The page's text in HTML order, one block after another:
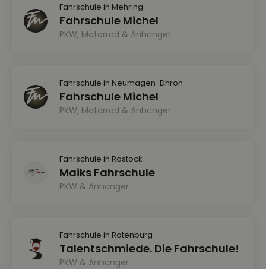
Fahrschule in Mehring
Fahrschule Michel
PKW, Motorrad & Anhänger
Fahrschule in Neumagen-Dhron
Fahrschule Michel
PKW, Motorrad & Anhänger
Fahrschule in Rostock
Maiks Fahrschule
PKW & Anhänger
Fahrschule in Rotenburg
Talentschmiede. Die Fahrschule!
PKW & Anhänger